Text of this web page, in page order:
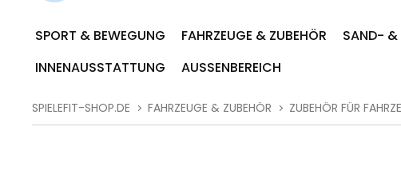
SPORT & BEWEGUNG FAHRZEUGE & ZUBEHÖR SAND- &
INNENAUSSTATTUNG
AUSSENBEREICH
SPIELEFIT-SHOP.DE FAHRZEUGE & ZUBEHÖR ZUBEHÖR FÜR